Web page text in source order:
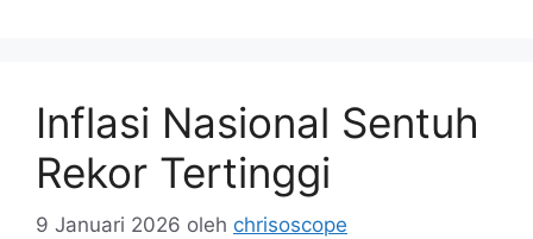
Inflasi Nasional Sentuh
Rekor Tertinggi
9 Januari 2026 oleh chrisoscope